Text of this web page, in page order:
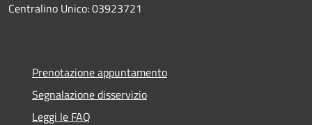
Centralino Unico: 03923721
Prenotazione appuntamento
Segnalazione disservizio
Leggi le FAQ